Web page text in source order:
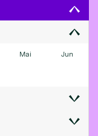
Mai Jun